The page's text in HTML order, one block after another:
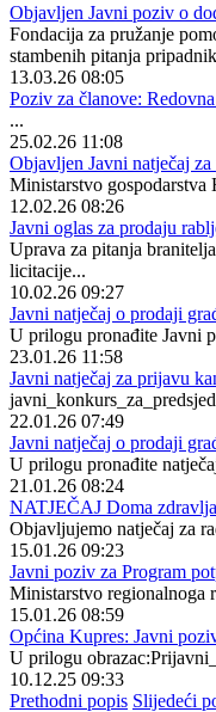
Objavljen Javni poziv o
Fondacija za pružanje
stambenih pitanja
13.03.26 08:05
Poziv za članove:
...
25.02.26 11:08
Objavljen Javni natječaj
Ministarstvo gospodarstva
12.02.26 08:26
Javni oglas za prodaju
Uprava za pitanja
licitacije...
10.02.26 09:27
Javni natječaj o prodaji
U prilogu pronađite Javni
23.01.26 11:58
Javni natječaj za prijavu
22.01.26 07:49
Javni natječaj o prodaji
U prilogu pronađite
21.01.26 08:24
NATJEČAJ Doma
Objavljujemo natječaj za
15.01.26 09:23
Javni poziv za Program
Ministarstvo regionalnoga
15.01.26 08:59
Općina Kupres: Javni
U prilogu
10.12.25 09:33
Prethodni popis Slijedeći